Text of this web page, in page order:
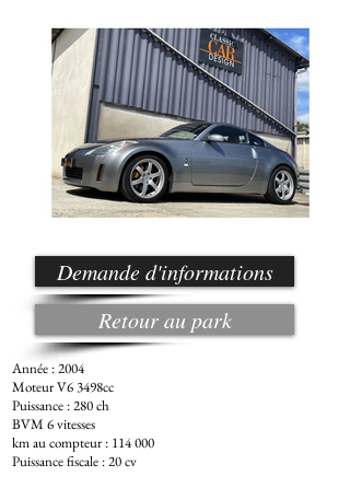
Demande d'informations
Retour au park
Année : 2004
Moteur V6 3498cc
Puissance : 280 ch
BVM 6 vitesses
km au compteur : 114 000
Puissance fiscale : 20 cv